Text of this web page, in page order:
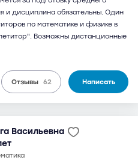
и дисциплина обязательны. Один
по математике и физике в
Возможны дистанционные
Отзывы 62 Написать
Васильевна